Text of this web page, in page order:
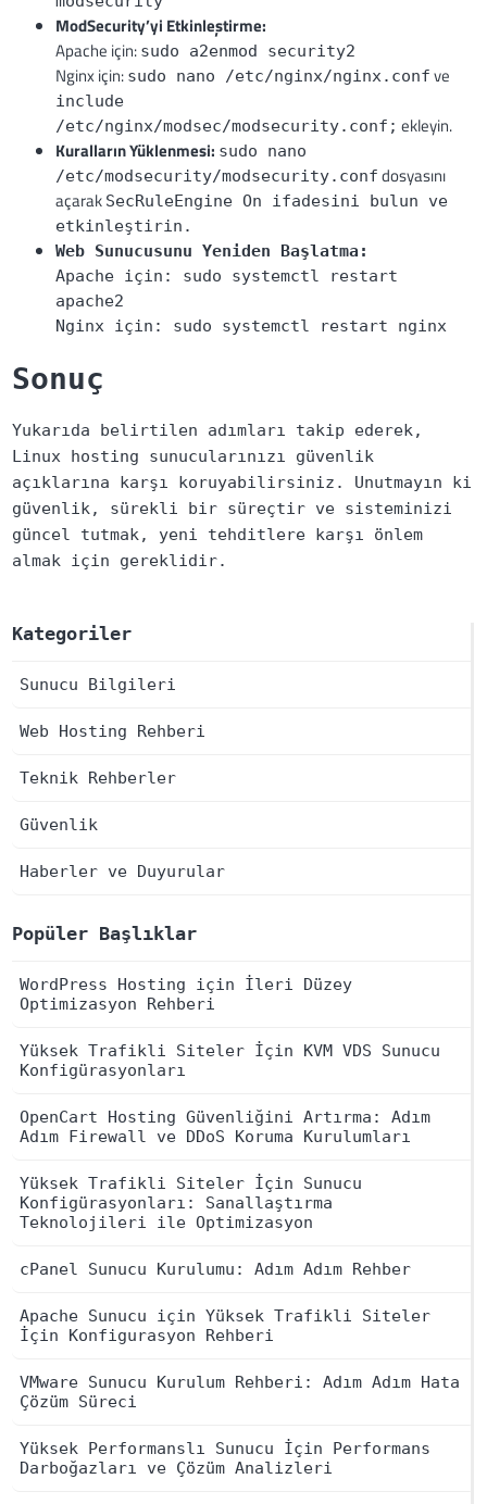
ModSecurity’yi Etkinleştirme:
Apache için: sudo a2enmod security2
Nginx için: sudo nano /etc/nginx/nginx.conf ve
include
/etc/nginx/modsec/modsecurity.conf; ekleyin.
Kuralların Yüklenmesi: sudo nano
/etc/modsecurity/modsecurity.conf dosyasını
açarak SecRuleEngine On ifadesini bulun ve
etkinleştirin.
Web Sunucusunu Yeniden Başlatma:
Apache için: sudo systemctl restart
apache2
Nginx için: sudo systemctl restart nginx
Sonuç
Yukarıda belirtilen adımları takip ederek,
Linux hosting sunucularınızı güvenlik
açıklarına karşı koruyabilirsiniz. Unutmayın ki
güvenlik, sürekli bir süreçtir ve sisteminizi
güncel tutmak, yeni tehditlere karşı önlem
almak için gereklidir.
Kategoriler
Sunucu Bilgileri
Web Hosting Rehberi
Teknik Rehberler
Güvenlik
Haberler ve Duyurular
Popüler Başlıklar
WordPress Hosting için İleri Düzey
Optimizasyon Rehberi
Yüksek Trafikli Siteler İçin KVM VDS Sunucu
Konfigürasyonları
OpenCart Hosting Güvenliğini Artırma: Adım
Adım Firewall ve DDoS Koruma Kurulumları
Yüksek Trafikli Siteler İçin Sunucu
Konfigürasyonları: Sanallaştırma
Teknolojileri ile Optimizasyon
cPanel Sunucu Kurulumu: Adım Adım Rehber
Apache Sunucu için Yüksek Trafikli Siteler
İçin Konfigurasyon Rehberi
VMware Sunucu Kurulum Rehberi: Adım Adım Hata
Çözüm Süreci
Yüksek Performanslı Sunucu İçin Performans
Darboğazları ve Çözüm Analizleri